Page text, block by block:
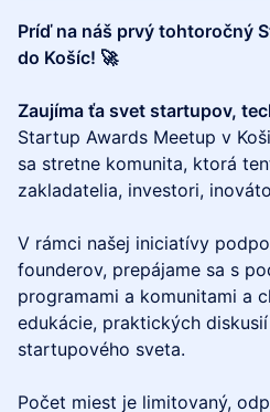
Príď na náš prvý tohtoročný
do Košíc! 🚀
Zaujíma ťa svet startupov,
Startup Awards Meetup v
sa stretne komunita, ktorá
zakladatelia, investori,
V rámci našej iniciatívy
founderov, prepájame sa s
programami a komunitami a
edukácie, praktických
startupového sveta.
Počet miest je limitovaný,